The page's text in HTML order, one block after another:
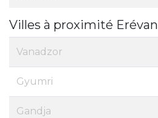
Villes à proximité Erévan
Vanadzor
Gyumri
Gandja